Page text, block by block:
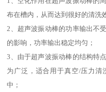
布在槽内，从而达到很好的清洗
2、超声波振动棒的功率输出不
的影响，功率输出稳定均匀；
3、由于超声波振动棒的结构特
为广泛，适合用于真空/压力清
中；